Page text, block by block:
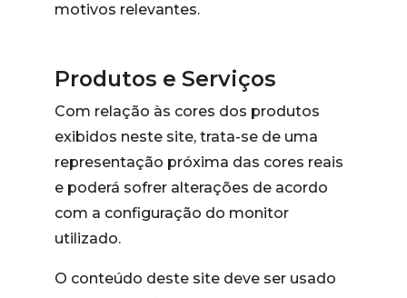
motivos relevantes.
Produtos e Serviços
Com relação às cores dos produtos
exibidos neste site, trata-se de uma
representação próxima das cores reais
e poderá sofrer alterações de acordo
com a configuração do monitor
utilizado.
O conteúdo deste site deve ser usado